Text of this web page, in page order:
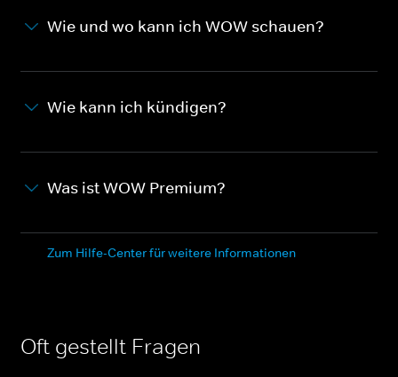
Wie und wo kann ich WOW schauen?
Wie kann ich kündigen?
Was ist WOW Premium?
Zum Hilfe-Center für weitere Informationen
Oft gestellt Fragen